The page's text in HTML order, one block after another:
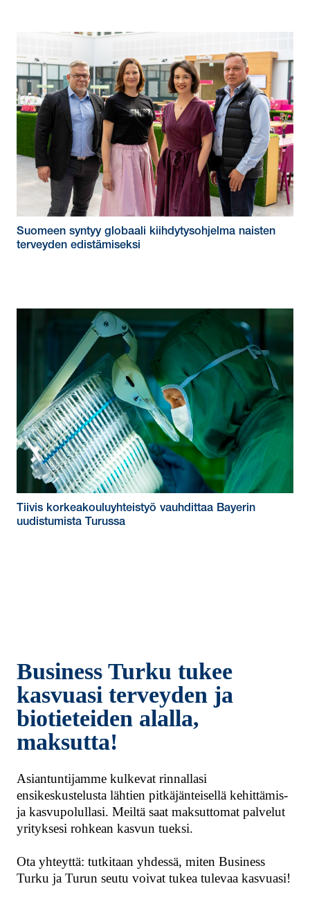
Suomeen syntyy globaali kiihdytysohjelma naisten
terveyden edistämiseksi
Tiivis korkeakouluyhteistyö vauhdittaa Bayerin
uudistumista Turussa
Business Turku tukee
kasvuasi terveyden ja
biotieteiden alalla,
maksutta!
Asiantuntijamme kulkevat rinnallasi
ensikeskustelusta lähtien pitkäjänteisellä kehittämis-
ja kasvupolullasi. Meiltä saat maksuttomat palvelut
yrityksesi rohkean kasvun tueksi.
Ota yhteyttä: tutkitaan yhdessä, miten Business
Turku ja Turun seutu voivat tukea tulevaa kasvuasi!